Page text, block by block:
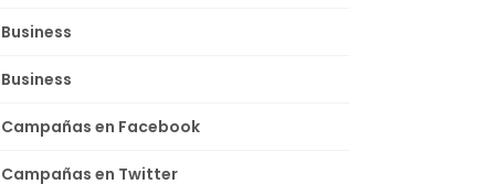
Business
Business
Campañas en Facebook
Campañas en Twitter